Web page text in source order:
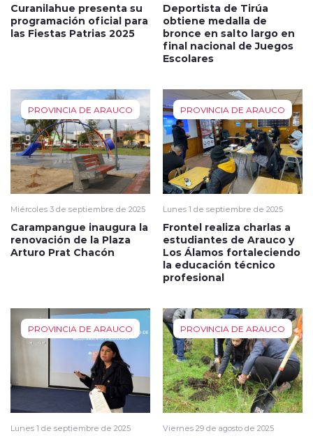
Curanilahue presenta su
programación oficial para
las Fiestas Patrias 2025
Deportista de Tirúa
obtiene medalla de
bronce en salto largo en
final nacional de Juegos
Escolares
PROVINCIA DE ARAUCO
Miércoles 3 de septiembre de 2025
Carampangue inaugura la
renovación de la Plaza
Arturo Prat Chacón
PROVINCIA DE ARAUCO
Lunes 1 de septiembre de 2025
Frontel realiza charlas a
estudiantes de Arauco y
Los Álamos fortaleciendo
la educación técnico
profesional
PROVINCIA DE ARAUCO
Lunes 1 de septiembre de 2025
PROVINCIA DE ARAUCO
Viernes 29 de agosto de 2025